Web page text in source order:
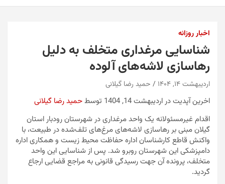
اخبار روزانه
شناسایی مرغداری متخلف به دلیل
رهاسازی لاشه‌های آلوده
اردیبهشت ۱۴, ۱۴۰۴ حمید رضا گیلانی
اخرین آپدیت در اردیبهشت 14, 1404 توسط
حمید رضا گیلانی
اقدام غیرمسئولانه یک واحد مرغداری در شهرستان رودبار استان
گیلان مبنی بر رهاسازی لاشه‌های مرغ‌های تلف‌شده در طبیعت، با
واکنش قاطع کارشناسان اداره حفاظت محیط زیست و همکاری اداره
دامپزشکی این شهرستان روبرو شد. پس از شناسایی این واحد
متخلف، پرونده آن جهت رسیدگی قانونی به مراجع قضایی ارجاع
گردید.